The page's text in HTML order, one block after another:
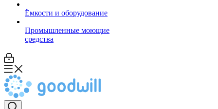
Ёмкости и оборудование
Промышленные моющие
средства